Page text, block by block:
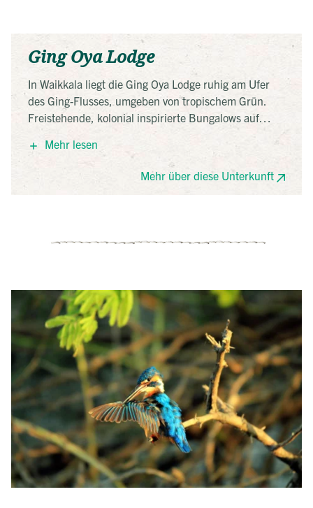
Ging Oya Lodge
In Waikkala liegt die Ging Oya Lodge ruhig am Ufer
des Ging-Flusses, umgeben von tropischem Grün.
Freistehende, kolonial inspirierte Bungalows auf
Stelzen mit Veranda bieten viel Privatsphäre und
Blick ins Wasser- und Gartenpanorama. Ein Pool und
ein Restaurant mit hausgemachter Küche runden den
Mehr lesen
Mehr über diese Unterkunft